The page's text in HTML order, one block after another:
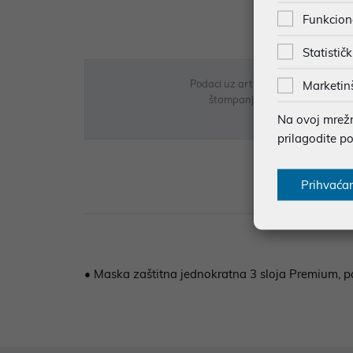
Podaci uz artikle su prezentirani
štampanja te promjene u
• Maska zaštitna jednokratna 3 sloja Premium,
Na ovoj
prilagodite